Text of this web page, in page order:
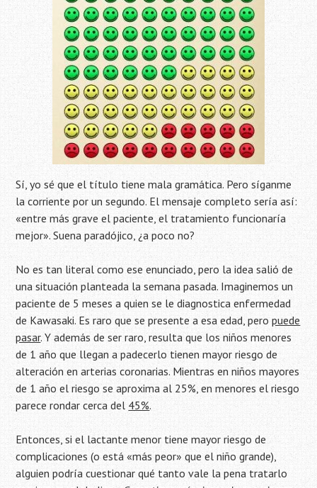
Sí, yo sé que el título tiene mala gramática. Pero síganme
la corriente por un segundo. El mensaje completo sería así:
«entre más grave el paciente, el tratamiento funcionaría
mejor». Suena paradójico, ¿a poco no?
No es tan literal como ese enunciado, pero la idea salió de
una situación planteada la semana pasada. Imaginemos un
paciente de 5 meses a quien se le diagnostica enfermedad
de Kawasaki. Es raro que se presente a esa edad, peropuede
pasar. Y además de ser raro, resulta que los niños menores
de 1 año que llegan a padecerlo tienen mayor riesgo de
alteración en arterias coronarias. Mientras en niños mayores
de 1 año el riesgo se aproxima al 25%, en menores el riesgo
parece rondar cerca del 45%.
Entonces, si el lactante menor tiene mayor riesgo de
complicaciones (o está «más peor» que el niño grande),
alguien podría cuestionar qué tanto vale la pena tratarlo